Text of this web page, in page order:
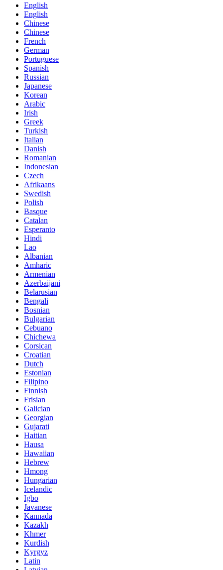
English
English
Chinese
Chinese
French
German
Portuguese
Spanish
Russian
Japanese
Korean
Arabic
Irish
Greek
Turkish
Italian
Danish
Romanian
Indonesian
Czech
Afrikaans
Swedish
Polish
Basque
Catalan
Esperanto
Hindi
Lao
Albanian
Amharic
Armenian
Azerbaijani
Belarusian
Bengali
Bosnian
Bulgarian
Cebuano
Chichewa
Corsican
Croatian
Dutch
Estonian
Filipino
Finnish
Frisian
Galician
Georgian
Gujarati
Haitian
Hausa
Hawaiian
Hebrew
Hmong
Hungarian
Icelandic
Igbo
Javanese
Kannada
Kazakh
Khmer
Kurdish
Kyrgyz
Latin